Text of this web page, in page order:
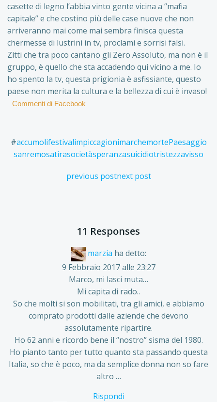
casette di legno l’abbia vinto gente vicina a “mafia
capitale” e che costino più delle case nuove che non
arriveranno mai come mai sembra finisca questa
chermesse di lustrini in tv, proclami e sorrisi falsi.
Zitti che tra poco cantano gli Zero Assoluto, ma non è il
gruppo, è quello che sta accadendo qui vicino a me. Io
ho spento la tv, questa prigionia è asfissiante, questo
paese non merita la cultura e la bellezza di cui è invaso!
Commenti di Facebook
#accumolifestivalimpiccagionimarchemortePaesaggio
sanremosatirasocietàsperanzasuicidiotristezzavisso
Post
previous postPost
next post
11 Responses
marzia ha detto:
9 Febbraio 2017 alle 23:27
Marco, mi lasci muta…
Mi capita di rado..
So che molti si son mobilitati, tra gli amici, e abbiamo
comprato prodotti dalle aziende che devono
assolutamente ripartire.
Ho 62 anni e ricordo bene il “nostro” sisma del 1980.
Ho pianto tanto per tutto quanto sta passando questa
Italia, so che è poco, ma da semplice donna non so fare
altro …
Rispondi